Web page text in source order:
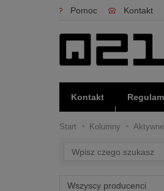
Pomoc Kontakt
Kontakt
Start Kolumny Aktywne
Wyszukaj